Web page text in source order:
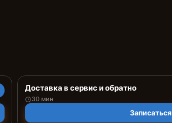
Доставка в сервис и обратно
30 мин
Записаться